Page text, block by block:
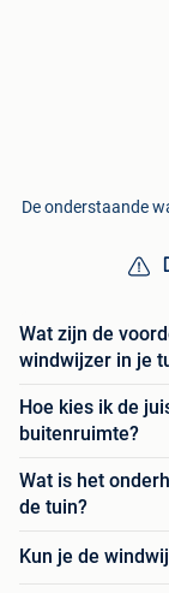
De onderstaande
Wat zijn de
windwijzer in je
Hoe kies ik de
buitenruimte?
Wat is het
de tuin?
Kun je de